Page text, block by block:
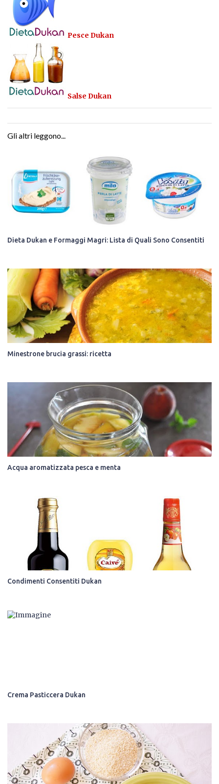
Pesce Dukan
Salse Dukan
Gli altri leggono...
Dieta Dukan e Formaggi Magri: Lista di Quali Sono Consentiti
Minestrone brucia grassi: ricetta
Acqua aromatizzata pesca e menta
Condimenti Consentiti Dukan
Crema Pasticcera Dukan